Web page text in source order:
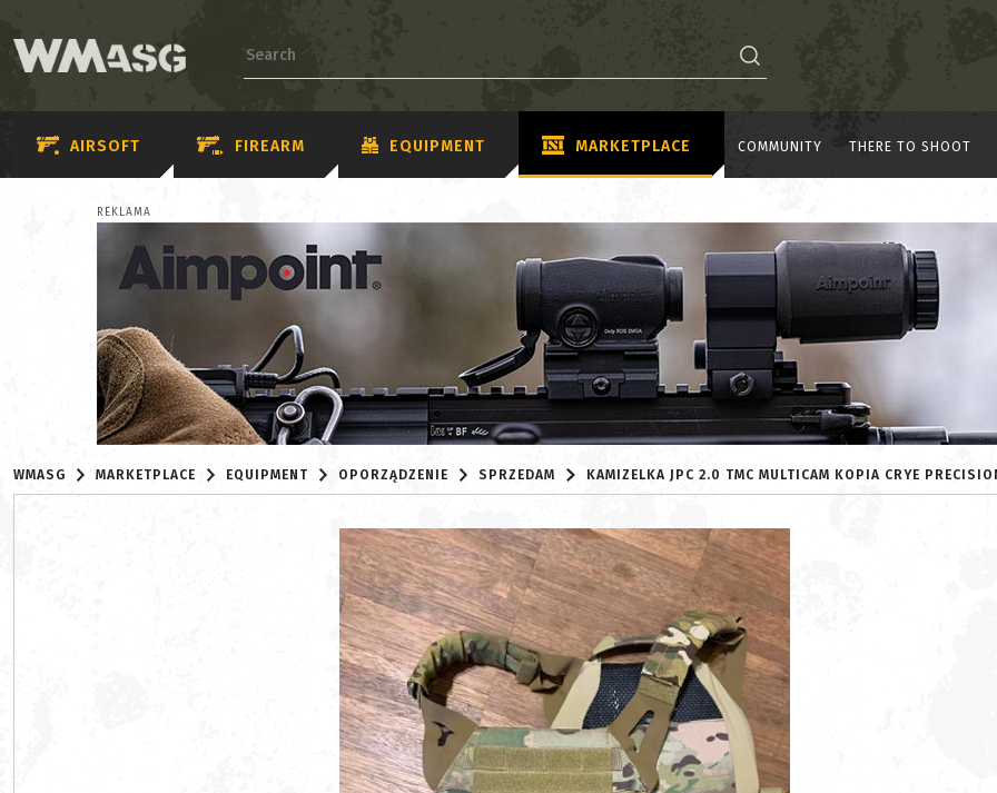
AIRSOFT FIREARM EQUIPMENT MARKETPLACE COMMUNITY THERE TO SHOOT
REKLAMA
WMASG MARKETPLACE EQUIPMENT OPORZĄDZENIE SPRZEDAM KAMIZELKA JPC 2.0 TMC MULTICAM KOPIA CRYE